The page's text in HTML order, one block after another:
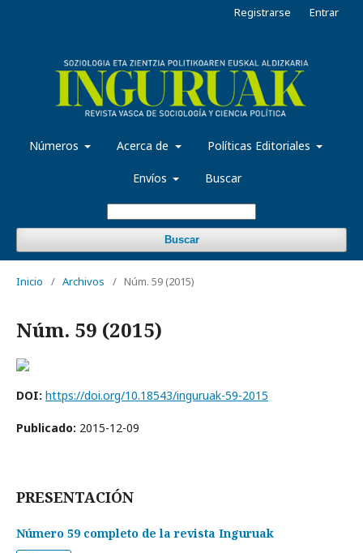
Números Acerca de Políticas Editoriales
Envíos Buscar
Buscar
Registrarse Entrar
Inicio / Archivos / Núm. 59 (2015)
Núm. 59 (2015)
DOI: https://doi.org/10.18543/inguruak-59-2015
Publicado: 2015-12-09
PRESENTACIÓN
Número 59 completo de la revista Inguruak